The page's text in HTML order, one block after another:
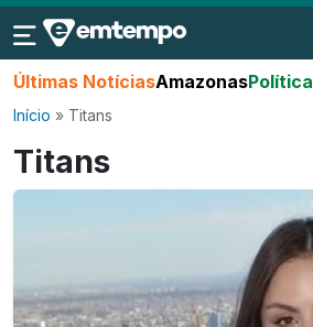
Últimas NotíciasAmazonasPolítica
Início » Titans
Titans